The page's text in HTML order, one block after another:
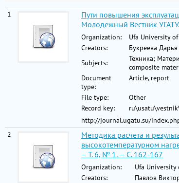
1
Пути повышения
Молодежный Вестник
Organization:
Ufa University
Creators:
Букреева
Subjects:
Техника;
composite
Document
type:
Article, report
File type:
Other
Record key:
http://journal.ugatu.su/
2
Методика расчета и
высокотемпературном
– Т. 6, № 1. — С. 162-167
Organization:
Ufa University
Creators:
Павлов